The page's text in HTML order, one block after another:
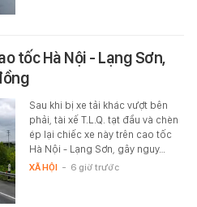
tốc Hà Nội - Lạng Sơn,
Sau khi bị xe tải khác vượt bên
phải, tài xế T.L.Q. tạt đầu và chèn
ép lại chiếc xe này trên cao tốc
Hà Nội - Lạng Sơn, gây nguy…
XÃ HỘI - 6 giờ trước